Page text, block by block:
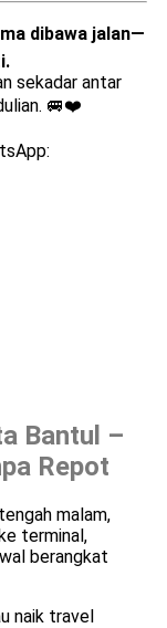
dibawa jalan—
sekadar antar
🚐❤️
Bantul –
Repot
malam,
terminal,
berangkat
naik travel